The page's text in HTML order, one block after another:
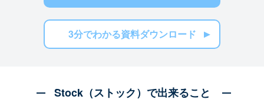
3分でわかる資料ダウンロード
Stock（ストック）で出来ること